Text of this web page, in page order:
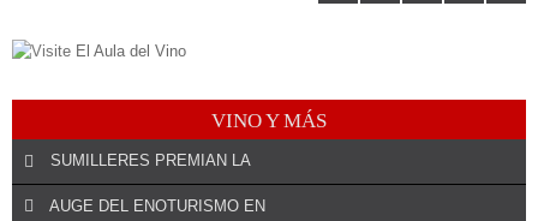
VINO Y MÁS
SUMILLERES PREMIAN LA
AUGE DEL ENOTURISMO EN